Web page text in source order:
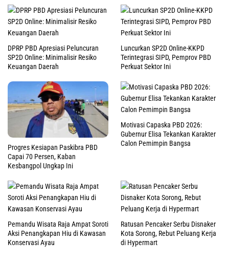
DPRP PBD Apresiasi Peluncuran
SP2D Online: Minimalisir Resiko
Keuangan Daerah
Luncurkan SP2D Online-KKPD
Terintegrasi SIPD, Pemprov PBD
Perkuat Sektor Ini
Progres Kesiapan Paskibra PBD
Capai 70 Persen, Kaban
Kesbangpol Ungkap Ini
Motivasi Capaska PBD 2026:
Gubernur Elisa Tekankan Karakter
Calon Pemimpin Bangsa
Pemandu Wisata Raja Ampat Soroti
Aksi Penangkapan Hiu di Kawasan
Konservasi Ayau
Ratusan Pencaker Serbu Disnaker
Kota Sorong, Rebut Peluang Kerja
di Hypermart